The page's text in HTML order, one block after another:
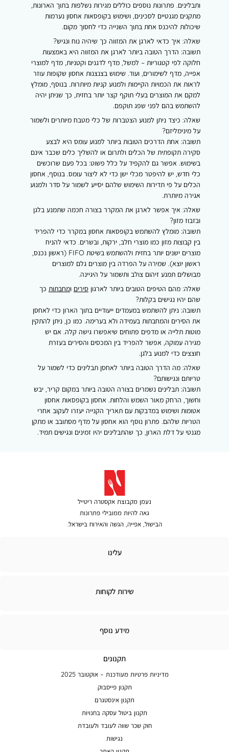
ותבלינים. פתרונות נוספים כוללים מגירות נשלפות בתוך הארונות,
מתקנים מגנטיים לסכינים, ושימוש בקופסאות אחסון נערמות
שיכולות להיכנס אחת בתוך השנייה כדי לחסוך מקום.
שאלה: איך כדאי לארגן את המזווה כך שיהיה נוח ונגיש?
תשובה: הדרך הטובה ביותר לארגן את המזווה היא באמצעות
חלוקה לפי קטגוריות – למשל, מדף לדגנים וקטניות, מדף למוצרי
אפייה, מדף לשימורים, ועוד. שימוש בצנצנות אחסון שקופות עוזר
לראות את הכמויות הקיימות ולמנוע קניות מיותרות. בנוסף, מומלץ
למקם את המוצרים בעלי תוקף קצר יותר בחזית, כך שניתן יהיה
להשתמש בהם לפני שפג תוקפם.
שאלה: כיצד ניתן למנוע הצטברות של כלי מטבח מיותרים ולשמור
על מינימליזם?
תשובה: אחת הדרכים הטובות ביותר למנוע עומס היא לבצע
סקירה תקופתית של הכלים ולתרום או להשליך כלים שכבר אינם
בשימוש. אפשר גם להקפיד על כלל פשוט: בכל פעם שרוכשים
כלי חדש, יש להיפטר מכלי ישן כדי לא ליצור עומס. בנוסף, אחסון
הכלים על פי תדירות השימוש שלהם יסייע לשמור על סדר ולמנוע
אגירה מיותרת.
שאלה: איך אפשר לארגן את המקרר בצורה חכמה שתמנע בלגן
ובזבוז מזון?
תשובה: מומלץ להשתמש בקופסאות אחסון במקרר כדי להפריד
בין קבוצות מזון כמו מוצרי חלב, ירקות, ובשרים. כדאי להניח
מוצרים ישנים יותר בחזית ולהשתמש בשיטת FIFO (ראשון נכנס,
ראשון יוצא). שמירה על הפרדה בין מוצרים גלם למוצרים
מבושלים תמנע זיהום צולב ותשמור על היגיינה.
שאלה: מהם הטיפים הטובים ביותר לארגון סירים ומחבתות כך
שהם יהיו נגישים בקלות?
תשובה: ניתן להשתמש במעמדים ייעודיים בתוך הארון כדי לאחסן
את הסירים והמחבתות בעמידה ולא בערימה. כמו כן, ניתן להתקין
מוטות תלייה או מדפים פתוחים שיאפשרו גישה קלה. אם יש
מגירה עמוקה, אפשר להפריד בין המכסים והסירים בעזרת
חוצצים כדי למנוע בלגן.
שאלה: מה הדרך הטובה ביותר לאחסן תבלינים כדי לשמור על
טריותם ונגישותם?
תשובה: תבלינים נשמרים בצורה הטובה ביותר במקום קריר, יבש
וחשוך, הרחק מאור השמש והלחות. אחסון בקופסאות אחסון
אטומות ושימוש במדבקות עם תאריך הקנייה יעזרו לעקוב אחרי
הטריות שלהם. פתרון נוסף הוא אחסון על מדף מסתובב או מתקן
מגנטי על דלת הארון, כך שהתבלינים יהיו זמינים ונגישים תמיד.
נעמן מקבוצת אקסטרה ריטייל
גאה להיות ממובילי פתרונות
הבישול, אפייה, הגשה והאירוח בישראל.
עלינו
שירות לקוחות
מידע
מידע נוסף
תקנונים
מדיניות פרטיות מעודכנת – אוקטובר 2025
תקנון פייסבוק
תקנון אינסטגרם
תקנון ביטול עסקה בחנויות
חוק שכר שווה לעובד ולעובדת
נגישות